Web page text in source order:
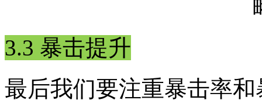
3.3 暴击提升
最后我们要注重暴击率